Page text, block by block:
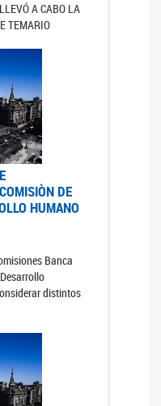
A CABO LA
TEMARIO
DE
HUMANO
Banca
distintos